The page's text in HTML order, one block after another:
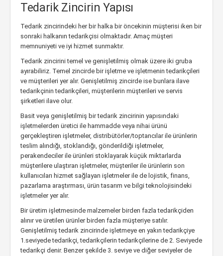
Tedarik Zincirin Yapısı
Tedarik zincirindeki her bir halka bir öncekinin müşterisi iken bir
sonraki halkanın tedarikçisi olmaktadır. Amaç müşteri
memnuniyeti ve iyi hizmet sunmaktır.
Tedarik zincirini temel ve genişletilmiş olmak üzere iki gruba
ayırabiliriz. Temel zincirde bir işletme ve işletmenin tedarikçileri
ve müşterileri yer alır. Genişletilmiş zincirde ise bunlara ilave
tedarikçinin tedarikçileri, müşterilerin müşterileri ve servis
şirketleri ilave olur.
Basit veya genişletilmiş bir tedarik zincirinin yapısındaki
işletmelerden üretici ile hammadde veya nihai ürünü
gerçekleştiren işletmeler, distribütörler/toptancılar ile ürünlerin
teslim alındığı, stoklandığı, gönderildiği işletmeler,
perakendeciler ile ürünleri stoklayarak küçük miktarlarda
müşterilere ulaştıran işletmeler, müşteriler ile ürünlerin son
kullanıcıları hizmet sağlayan işletmeler ile de lojistik, finans,
pazarlama araştırması, ürün tasarım ve bilgi teknolojisindeki
işletmeler yer alır.
Bir üretim işletmesinde malzemeler birden fazla tedarikçiden
alınır ve üretilen ürünler birden fazla müşteriye satılır.
Genişletilmiş tedarik zincirinde işletmeye en yakın tedarikçiye
1.seviyede tedarikçi, tedarikçilerin tedarikçilerine de 2. Seviyede
tedarikçi denir. Benzer şekilde 3. seviye ve diğer seviyeler de